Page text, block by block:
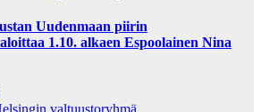
Uudenmaan piirin
1.10. alkaen Espoolainen Nina